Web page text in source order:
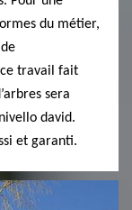
du métier,
ce travail fait
sera
david.
et garanti.